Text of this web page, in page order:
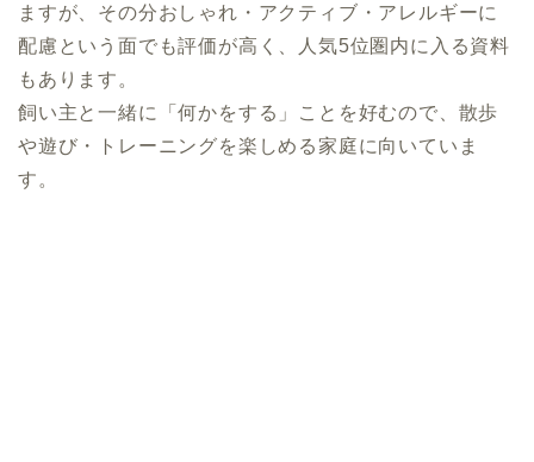
ますが、その分おしゃれ・アクティブ・アレルギーに
配慮という面でも評価が高く、人気5位圏内に入る資料
もあります。
飼い主と一緒に「何かをする」ことを好むので、散歩
や遊び・トレーニングを楽しめる家庭に向いていま
す。